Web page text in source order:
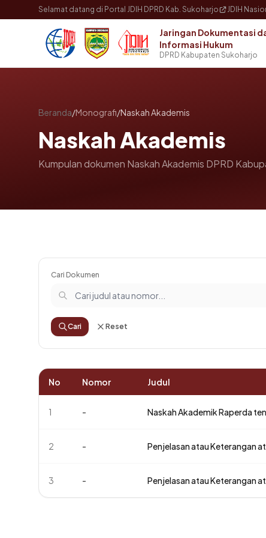
Langsung ke konten utama
Selamat datang di Portal JDIH DPRD Kab. Sukoharjo JDIH
Jaringan Dokumentasi
Informasi Hukum
DPRD Kabupaten Sukoharjo
Beranda/Monografi/Naskah Akademis
Naskah Akademis
Kumpulan dokumen Naskah Akademis DPRD
Cari Dokumen
Cari Reset
No Nomor Judul
1 - Naskah Akademik Raperda
2 - Penjelasan atau Keterangan
3 - Penjelasan atau Keterangan